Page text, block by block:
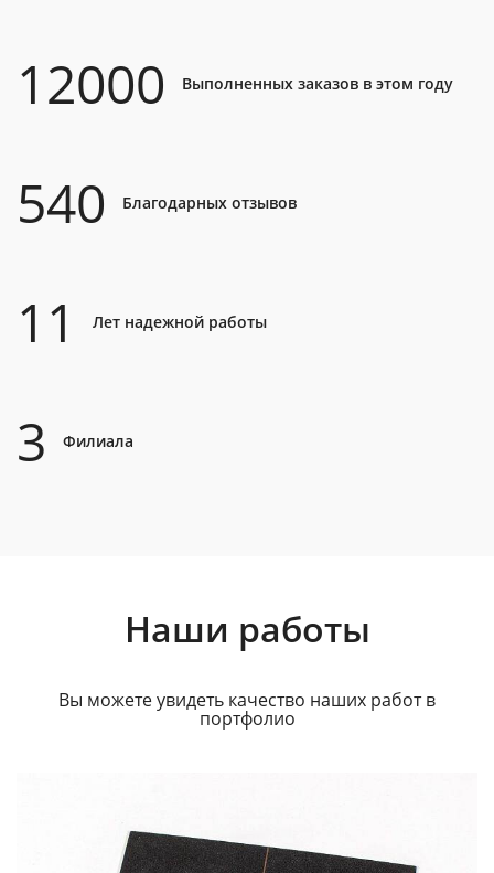
12000 Выполненных заказов в этом году
540 Благодарных отзывов
11 Лет надежной работы
3 Филиала
Наши работы
Вы можете увидеть качество наших работ в
портфолио